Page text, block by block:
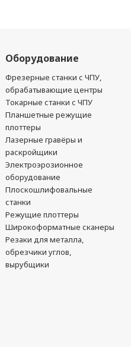
Оборудование
Фрезерные станки с ЧПУ,
обрабатывающие центры
Токарные станки с ЧПУ
Планшетные режущие
плоттеры
Лазерные гравёры и
раскройщики
Электроэрозионное
оборудование
Плоскошлифовальные
станки
Режущие плоттеры
Широкоформатные сканеры
Резаки для металла,
обрезчики углов,
вырубщики